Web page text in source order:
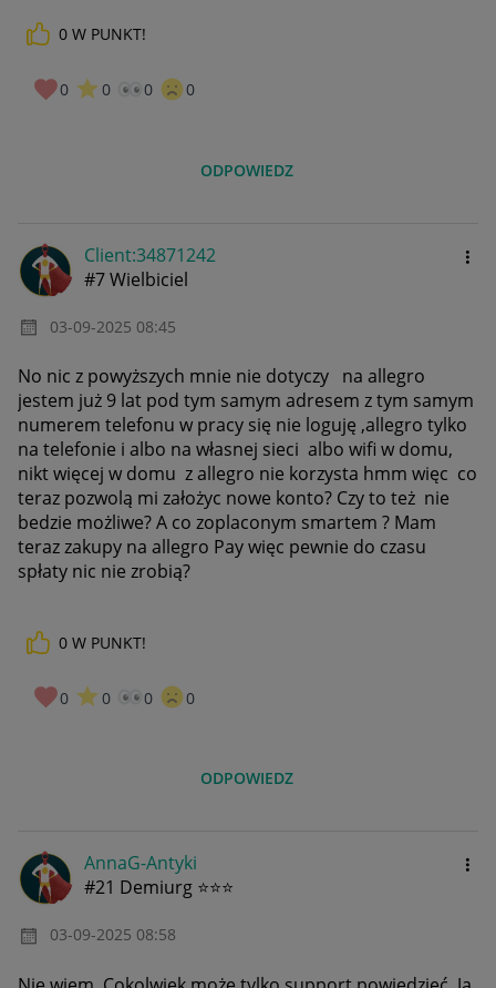
0 W PUNKT!
0 0 0 0
ODPOWIEDZ
Client:34871242
#7 Wielbiciel
‎03-09-2025 08:45
No nic z powyższych mnie nie dotyczy na allegro
jestem już 9 lat pod tym samym adresem z tym samym
numerem telefonu w pracy się nie loguję ,allegro tylko
na telefonie i albo na własnej sieci albo wifi w domu,
nikt więcej w domu z allegro nie korzysta hmm więc co
teraz pozwolą mi założyc nowe konto? Czy to też nie
bedzie możliwe? A co zoplaconym smartem ? Mam
teraz zakupy na allegro Pay więc pewnie do czasu
spłaty nic nie zrobią?
0 W PUNKT!
0 0 0 0
ODPOWIEDZ
AnnaG-Antyki
#21 Demiurg ⭐⭐⭐
‎03-09-2025 08:58